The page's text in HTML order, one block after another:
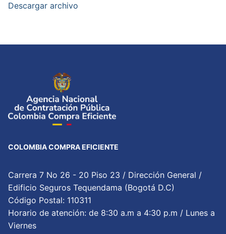
Descargar archivo
COLOMBIA COMPRA EFICIENTE
Carrera 7 No 26 - 20 Piso 23 / Dirección General /
Edificio Seguros Tequendama (Bogotá D.C)
Código Postal: 110311
Horario de atención: de 8:30 a.m a 4:30 p.m / Lunes a
Viernes